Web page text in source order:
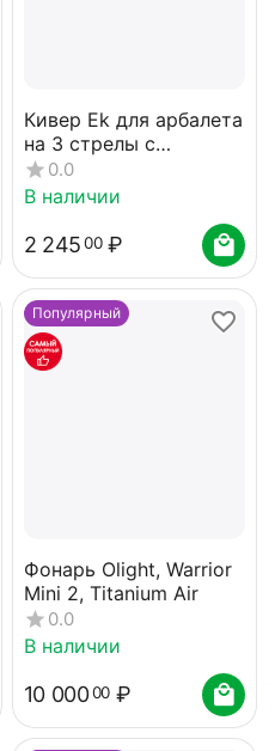
Кивер Ek для арбалета
на 3 стрелы с
боковым креплением
0.0
В наличии
2 24500 ₽
Популярный
Фонарь Olight, Warrior
Mini 2, Titanium Air
0.0
В наличии
10 00000 ₽